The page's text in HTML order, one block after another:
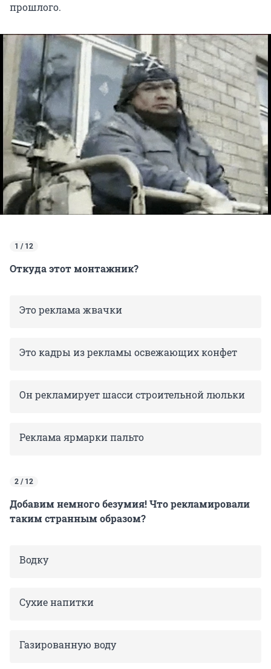
прошлого.
1 / 12
Откуда этот монтажник?
Это реклама жвачки
Это кадры из рекламы освежающих конфет
Он рекламирует шасси строительной люльки
Реклама ярмарки пальто
2 / 12
Добавим немного безумия! Что рекламировали
таким странным образом?
Водку
Сухие напитки
Газированную воду